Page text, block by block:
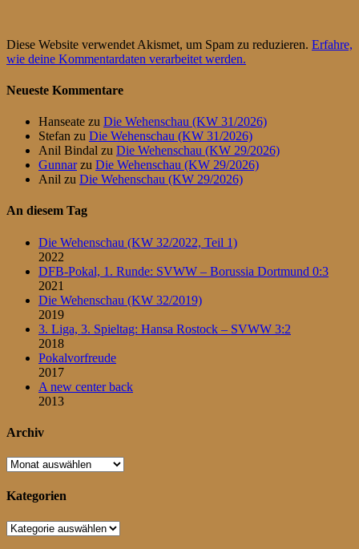
Diese Website verwendet Akismet, um Spam zu reduzieren. Erfahre,
wie deine Kommentardaten verarbeitet werden.
Neueste Kommentare
Hanseate zu Die Wehenschau (KW 31/2026)
Stefan zu Die Wehenschau (KW 31/2026)
Anil Bindal zu Die Wehenschau (KW 29/2026)
Gunnarzu Die Wehenschau (KW 29/2026)
Anil zu Die Wehenschau (KW 29/2026)
An diesem Tag
Die Wehenschau (KW 32/2022, Teil 1)
2022
DFB-Pokal, 1. Runde: SVWW – Borussia Dortmund 0:3
2021
Die Wehenschau (KW 32/2019)
2019
3. Liga, 3. Spieltag: Hansa Rostock – SVWW 3:2
2018
Pokalvorfreude
2017
A new center back
2013
Archiv
Archiv
Kategorien
Kategorien